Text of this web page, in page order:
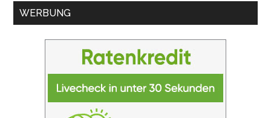
Seitenspalte
WERBUNG